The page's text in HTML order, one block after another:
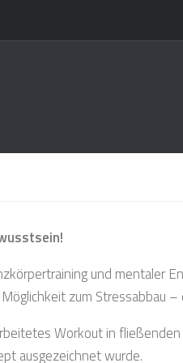
und mentaler
zum Stressabbau
Workout in
ausgezeichnet wurde.